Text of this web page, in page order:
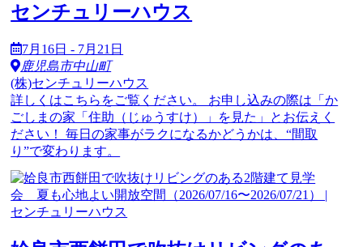
センチュリーハウス
7月16日 - 7月21日
鹿児島市中山町
(株)センチュリーハウス
詳しくはこちらをご覧ください。 お申し込みの際は「か
ごしまの家「住助（じゅうすけ）」を見た」とお伝えく
ださい！ 毎日の家事がラクになるかどうかは、“間取
り”で変わります。